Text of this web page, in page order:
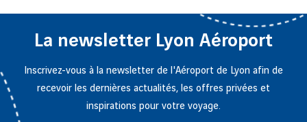
La newsletter Lyon Aéroport
Inscrivez-vous à la newsletter de l'Aéroport de Lyon afin de
recevoir les dernières actualités, les offres privées et
inspirations pour votre voyage.